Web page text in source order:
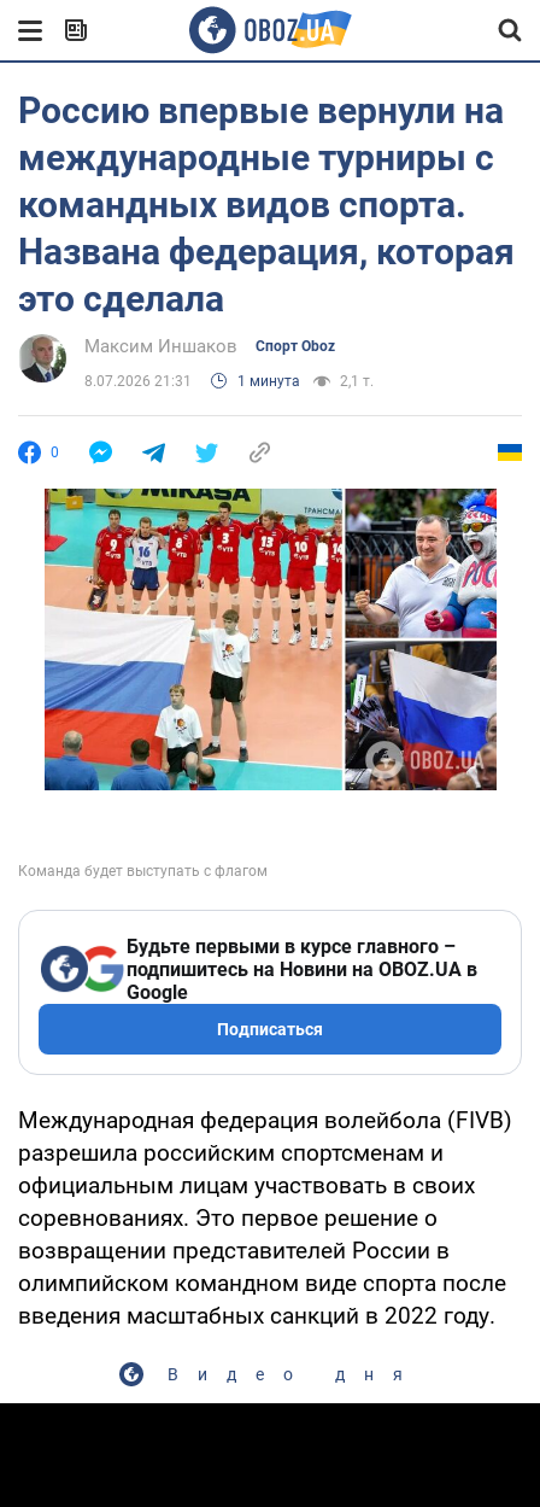
Россию впервые вернули на
международные турниры с
командных видов спорта.
Названа федерация, которая
это сделала
Максим Иншаков Спорт Oboz
8.07.2026 21:31 1 минута 2,1 т.
0
Будьте первыми в курсе главного –
подпишитесь на Новини на OBOZ.UA в
Google
Подписаться
Международная федерация волейбола (FIVB)
разрешила российским спортсменам и
официальным лицам участвовать в своих
соревнованиях. Это первое решение о
возвращении представителей России в
олимпийском командном виде спорта после
введения масштабных санкций в 2022 году.
Видео дня